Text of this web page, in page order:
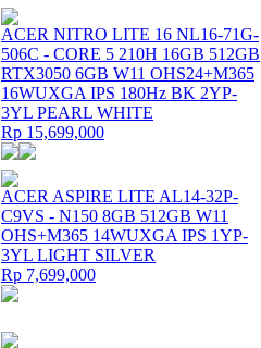
ACER NITRO LITE 16 NL16-71G-
506C - CORE 5 210H 16GB 512GB
RTX3050 6GB W11 OHS24+M365
16WUXGA IPS 180Hz BK 2YP-
3YL PEARL WHITE
Rp 15,699,000
ACER ASPIRE LITE AL14-32P-
C9VS - N150 8GB 512GB W11
OHS+M365 14WUXGA IPS 1YP-
3YL LIGHT SILVER
Rp 7,699,000